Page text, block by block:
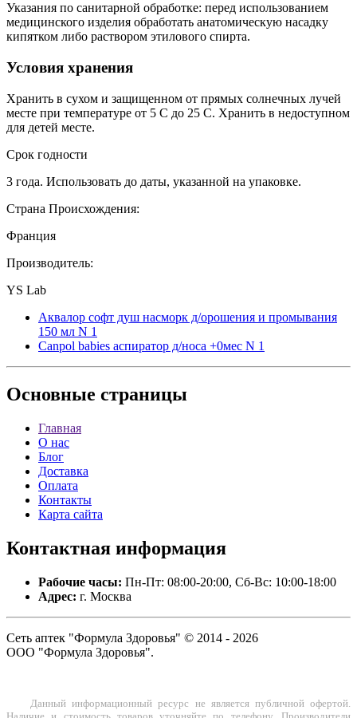
Указания по санитарной обработке: перед использованием
медицинского изделия обработать анатомическую насадку
кипятком либо раствором этилового спирта.
Условия хранения
Хранить в сухом и защищенном от прямых солнечных лучей
месте при температуре от 5 С до 25 С. Хранить в недоступном
для детей месте.
Срок годности
3 года. Использовать до даты, указанной на упаковке.
Страна Происхождения:
Франция
Производитель:
YS Lab
Аквалор софт душ насморк д/орошения и промывания
150 мл N 1
Canpol babies аспиратор д/носа +0мес N 1
Основные страницы
Главная
О нас
Блог
Доставка
Оплата
Контакты
Карта сайта
Контактная информация
Рабочие часы: Пн-Пт: 08:00-20:00, Сб-Вс: 10:00-18:00
Адрес: г. Москва
Сеть аптек "Формула Здоровья" © 2014 - 2026
ООО "Формула Здоровья".
Данный информационный ресурс не является публичной офертой.